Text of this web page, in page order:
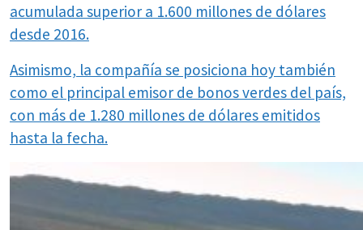
acumulada superior a 1.600 millones de dólares
desde 2016.
Asimismo, la compañía se posiciona hoy también
como el principal emisor de bonos verdes del país,
con más de 1.280 millones de dólares emitidos
hasta la fecha.